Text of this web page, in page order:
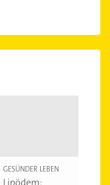
GESÜNDER LEBEN
Lipödem: